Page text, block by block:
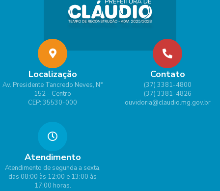
Localização
Av. Presidente Tancredo Neves, N°
152 - Centro
CEP: 35530-000
Contato
(37) 3381-4800
(37) 3381-4826
ouvidoria@claudio.mg.gov.br
Atendimento
Atendimento de segunda a sexta,
das 08:00 às 12:00 e 13:00 às
17:00 horas.